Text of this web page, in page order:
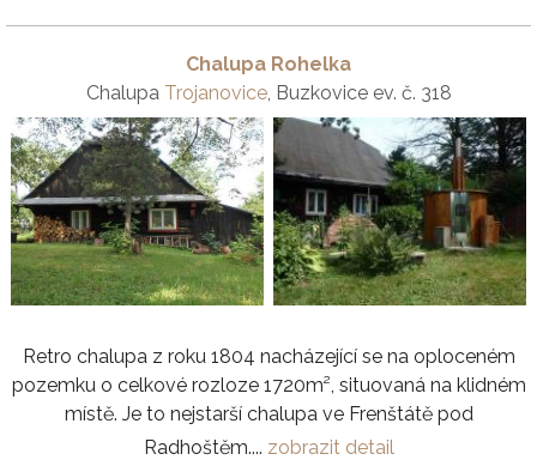
Chalupa Rohelka
Chalupa Trojanovice, Buzkovice ev. č. 318
Retro chalupa z roku 1804 nacházející se na oploceném
pozemku o celkové rozloze 1720m², situovaná na klidném
místě. Je to nejstarší chalupa ve Frenštátě pod
Radhoštěm.... zobrazit detail